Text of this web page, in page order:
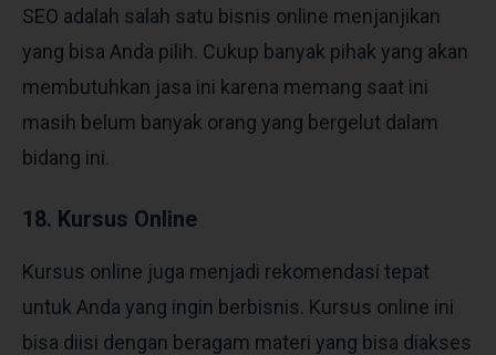
SEO adalah salah satu bisnis online menjanjikan
yang bisa Anda pilih. Cukup banyak pihak yang akan
membutuhkan jasa ini karena memang saat ini
masih belum banyak orang yang bergelut dalam
bidang ini.
18. Kursus Online
Kursus online juga menjadi rekomendasi tepat
untuk Anda yang ingin berbisnis. Kursus online ini
bisa diisi dengan beragam materi yang bisa diakses